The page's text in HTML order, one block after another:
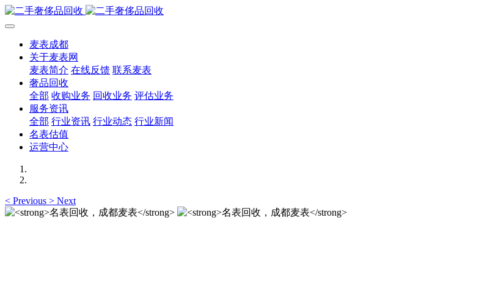
麦表成都
关于麦表网
麦表简介 在线反馈 联系麦表
奢品回收
全部 收购业务 回收业务 评估业务
服务资讯
全部 行业资讯 行业动态 行业新闻
名表估值
运营中心
< Previous > Next